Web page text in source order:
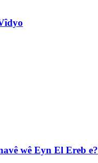
wê Eyn El Ereb e?